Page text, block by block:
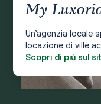
My
Un’agenzia locale
locazione di ville
Scopri di più sul